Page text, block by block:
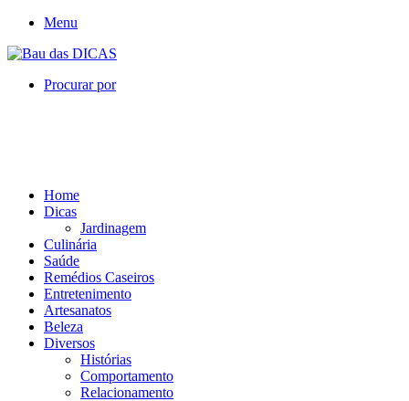
Menu
Procurar por
Home
Dicas
Jardinagem
Culinária
Saúde
Remédios Caseiros
Entretenimento
Artesanatos
Beleza
Diversos
Histórias
Comportamento
Relacionamento